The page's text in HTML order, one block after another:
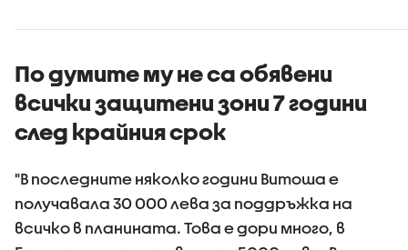
киберсигурността
По думите му не са обявени
всички защитени зони 7 години
след крайния срок
"В последните няколко години Витоша е
получавала 30 000 лева за поддръжка на
всичко в планината. Това е дори много, в